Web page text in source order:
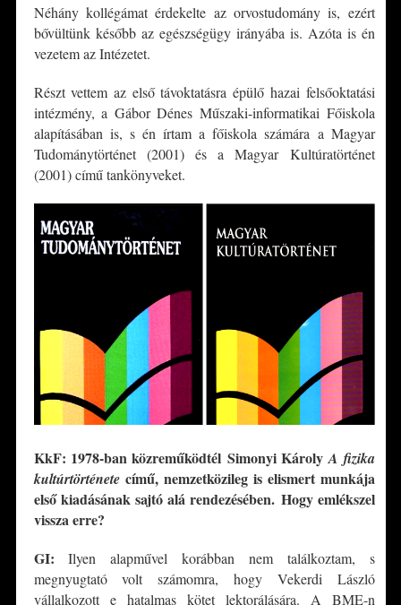
Néhány kollégámat érdekelte az orvostudomány is, ezért
bővültünk később az egészségügy irányába is. Azóta is én
vezetem az Intézetet.
Részt vettem az első távoktatásra épülő hazai felsőoktatási
intézmény, a Gábor Dénes Műszaki-informatikai Főiskola
alapításában is, s én írtam a főiskola számára a Magyar
Tudománytörténet (2001) és a Magyar Kultúratörténet
(2001) című tankönyveket.
KkF: 1978-ban közreműködtél Simonyi KárolyA fizika
kultúrtörténetecímű, nemzetközileg is elismert munkája
első kiadásának sajtó alá rendezésében. Hogy emlékszel
vissza erre?
GI: Ilyen alapművel korábban nem találkoztam, s
megnyugtató volt számomra, hogy Vekerdi László
vállalkozott e hatalmas kötet lektorálására. A BME-n